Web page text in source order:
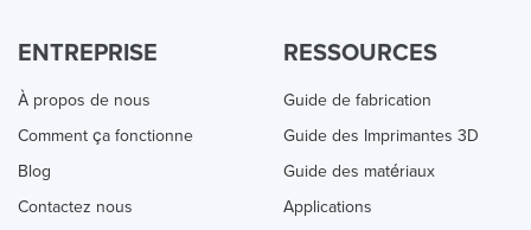
ENTREPRISE
À propos de nous
Comment ça fonctionne
Blog
Contactez nous
RESSOURCES
Guide de fabrication
Guide des Imprimantes 3D
Guide des matériaux
Applications